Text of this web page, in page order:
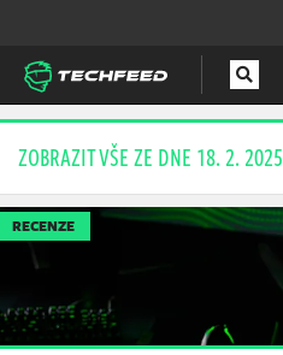
Magazín
Videa
Soutěže
ZOBRAZIT VŠE ZE DNE 18. 2. 2025
RECENZE